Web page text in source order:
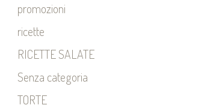
promozioni
ricette
RICETTE SALATE
Senza categoria
TORTE